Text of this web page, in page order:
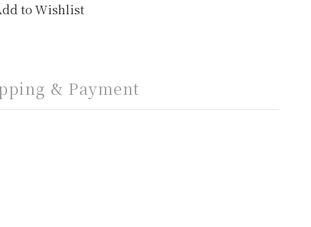
to Wishlist
& Payment